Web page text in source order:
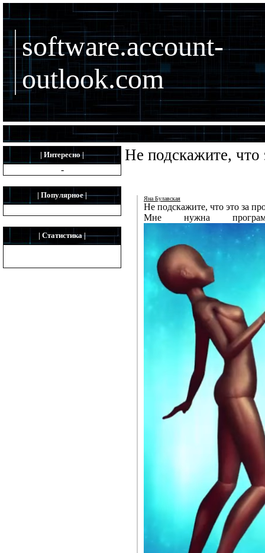
software.account-
outlook.com
| Интересно |
-
| Популярное |
| Статистика |
Не подскажите, что
Яна Булавская
Не подскажите, что это за
Мне нужна